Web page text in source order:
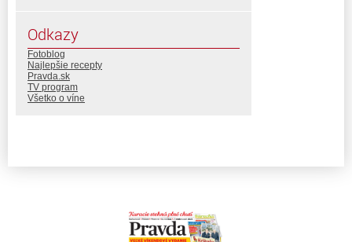
Odkazy
Fotoblog
Najlepšie recepty
Pravda.sk
TV program
Všetko o víne